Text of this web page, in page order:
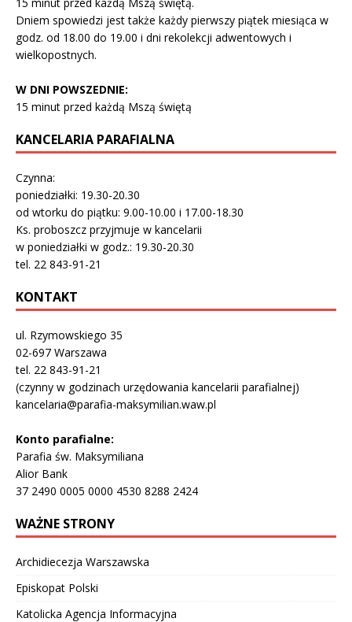
Dniem spowiedzi jest także każdy pierwszy piątek miesiąca w
godz. od 18.00 do 19.00 i dni rekolekcji adwentowych i
wielkopostnych.
W DNI POWSZEDNIE:
15 minut przed każdą Mszą świętą
KANCELARIA PARAFIALNA
Czynna:
poniedziałki: 19.30-20.30
od wtorku do piątku: 9.00-10.00 i 17.00-18.30
Ks. proboszcz przyjmuje w kancelarii
w poniedziałki w godz.: 19.30-20.30
tel. 22 843-91-21
KONTAKT
ul. Rzymowskiego 35
02-697 Warszawa
tel. 22 843-91-21
(czynny w godzinach urzędowania kancelarii parafialnej)
kancelaria@parafia-maksymilian.waw.pl
Konto parafialne:
Parafia św. Maksymiliana
Alior Bank
37 2490 0005 0000 4530 8288 2424
WAŻNE STRONY
Archidiecezja Warszawska
Episkopat Polski
Katolicka Agencja Informacyjna